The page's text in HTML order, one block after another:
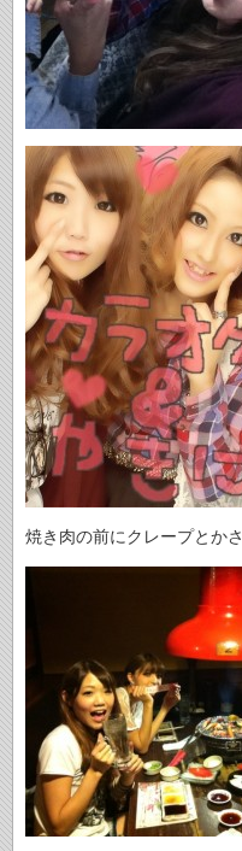
焼き肉の前にクレープとか